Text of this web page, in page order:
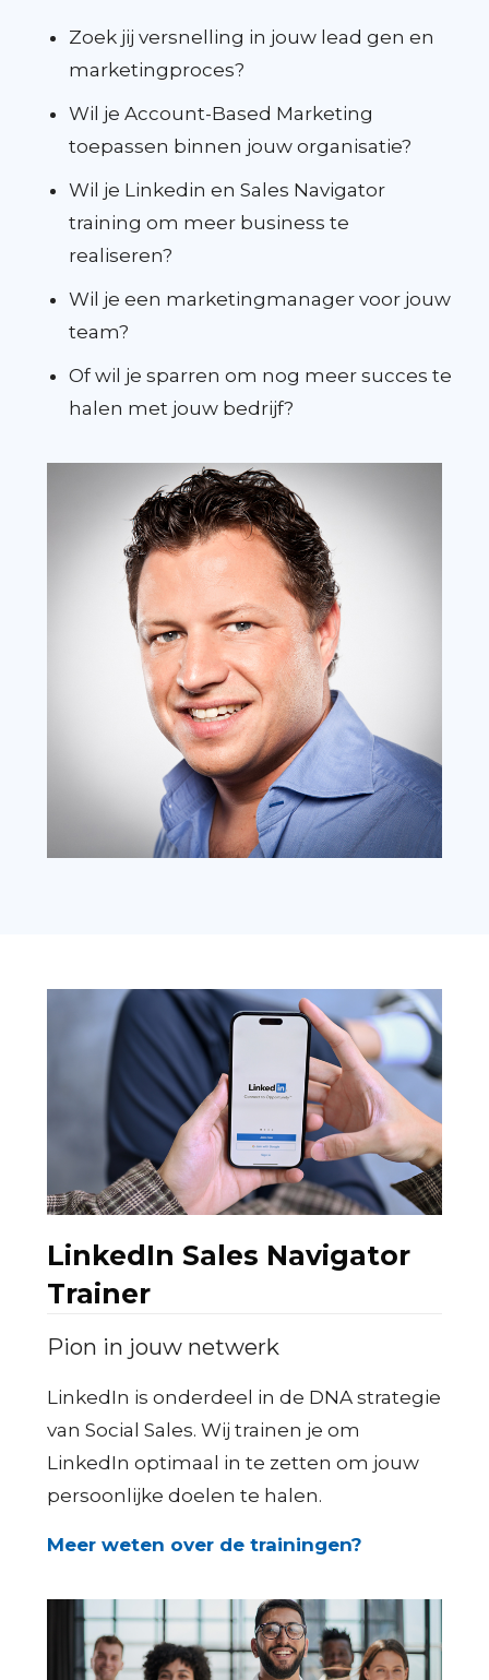
Zoek jij versnelling in jouw lead gen en
marketingproces?
Wil je Account-Based Marketing
toepassen binnen jouw organisatie?
Wil je Linkedin en Sales Navigator
training om meer business te
realiseren?
Wil je een marketingmanager voor jouw
team?
Of wil je sparren om nog meer succes te
halen met jouw bedrijf?
LinkedIn Sales Navigator
Trainer
Pion in jouw netwerk
LinkedIn is onderdeel in de DNA strategie
van Social Sales. Wij trainen je om
LinkedIn optimaal in te zetten om jouw
persoonlijke doelen te halen.
Meer weten over de trainingen?